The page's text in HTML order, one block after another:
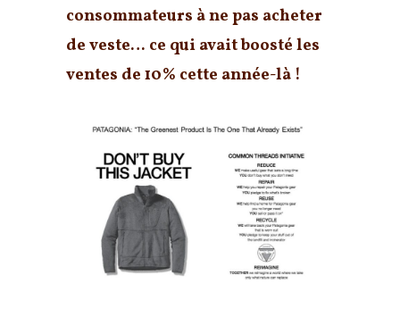
consommateurs à ne pas acheter
de veste… ce qui avait boosté les
ventes de 10% cette année-là !